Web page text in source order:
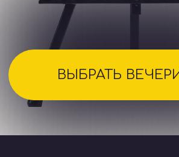
Знакомство
КАК ПРОХОДИТ
АРТ-ВЕЧЕРИНКА
1